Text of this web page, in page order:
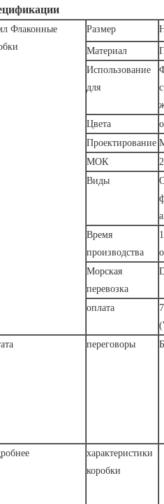
Флаконные
Размер
Материал
Использование
для
Цвета
Проектирование
МОК
Виды
Время
производства
Морская
перевозка
оплата
переговоры
характеристики
коробки